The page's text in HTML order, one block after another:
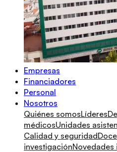
Empresas
Financiadores
Personal
Nosotros
Quiénes somosLíderes
médicosUnidades
Calidad y seguridad
investigaciónNovedades